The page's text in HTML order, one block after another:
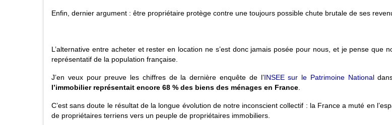
Enfin, dernier argument : être propriétaire protège contre une toujours possible chute brutale de ses
L’alternative entre acheter et rester en location ne s’est donc jamais posée pour nous, et je pense que
représentatif de la population française.
J’en veux pour preuve les chiffres de la dernière enquête de l’INSEE sur le Patrimoine National
l’immobilier représentait encore 68 % des biens des ménages en France.
C’est sans doute le résultat de la longue évolution de notre inconscient collectif : la France a muté en
de propriétaires terriens vers un peuple de propriétaires immobiliers.